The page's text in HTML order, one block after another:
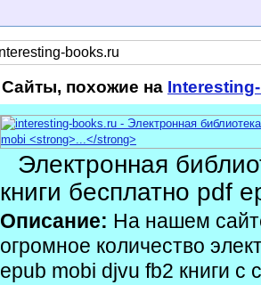
Сайты, похожие на
Электронная
книги бесплатно pdf
Описание: На нашем
огромное количество
epub mobi djvu fb2 книги с